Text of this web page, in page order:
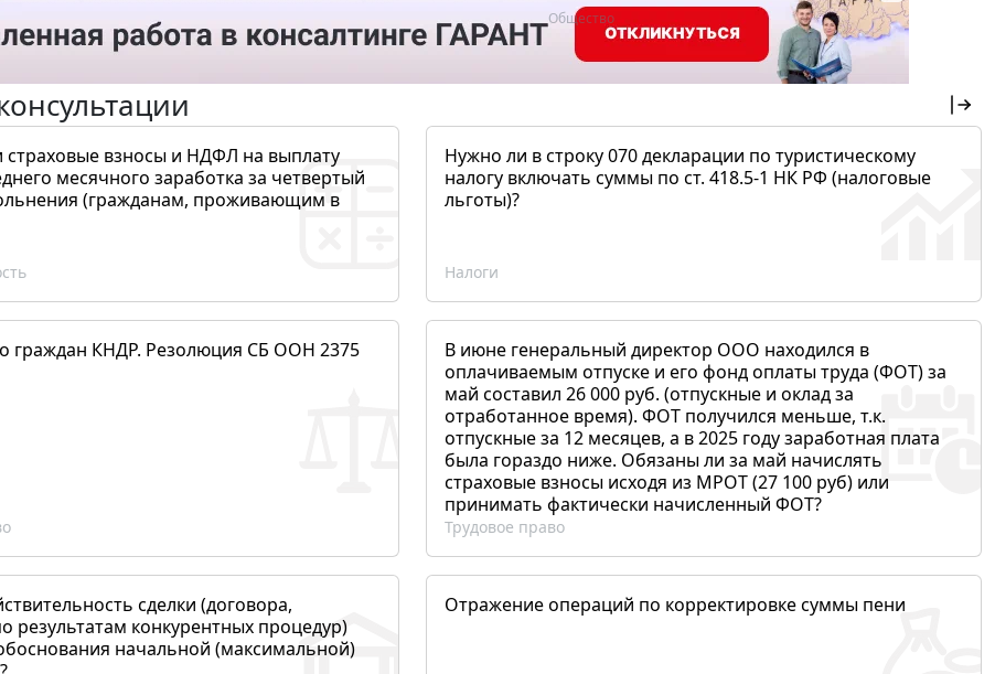
Общество
страховые взносы и НДФЛ на выплату
месячного заработка за четвертый
(гражданам, проживающим в
Нужно ли в строку 070 декларации по туристическому
налогу включать суммы по ст. 418.5-1 НК РФ (налоговые
льготы)?
Налоги
граждан КНДР. Резолюция СБ ООН 2375
В июне генеральный директор ООО находился в
оплачиваемым отпуске и его фонд оплаты труда (ФОТ) за
май составил 26 000 руб. (отпускные и оклад за
отработанное время). ФОТ получился меньше, т.к.
отпускные за 12 месяцев, а в 2025 году заработная плата
была гораздо ниже. Обязаны ли за май начислять
страховые взносы исходя из МРОТ (27 100 руб) или
принимать фактически начисленный ФОТ?
Трудовое право
сделки (договора,
результатам конкурентных процедур)
начальной (максимальной)
Отражение операций по корректировке суммы пени